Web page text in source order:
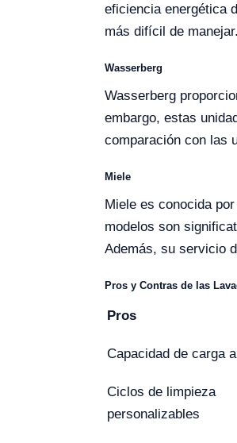
eficiencia energética
más difícil de manejar.
Wasserberg
Wasserberg
embargo, estas
comparación con las
Miele
Miele es conocida
modelos son
Además, su servicio
Pros y Contras de las
Pros
Capacidad de carga
Ciclos de limpieza
personalizables